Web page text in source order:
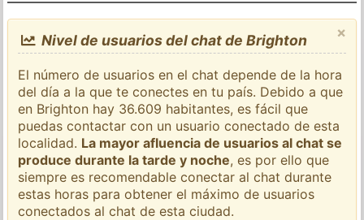
×
Nivel de usuarios del chat de Brighton
El número de usuarios en el chat depende de la hora
del día a la que te conectes en tu país. Debido a que
en Brighton hay 36.609 habitantes, es fácil que
puedas contactar con un usuario conectado de esta
localidad. La mayor afluencia de usuarios al chat se
produce durante la tarde y noche, es por ello que
siempre es recomendable conectar al chat durante
estas horas para obtener el máximo de usuarios
conectados al chat de esta ciudad.